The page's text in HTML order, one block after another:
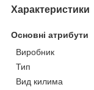
Характеристики
Основні атрибути
Виробник
Тип
Вид килима